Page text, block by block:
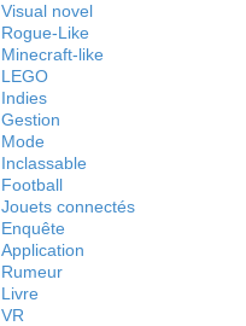
Visual novel
Rogue-Like
Minecraft-like
LEGO
Indies
Gestion
Mode
Inclassable
Football
Jouets connectés
Enquête
Application
Rumeur
Livre
VR